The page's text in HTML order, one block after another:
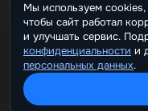
Информация, размещённая
Все материалы данного
Запрещается копирование,
копирования на другие
использование информации
согласия правообладателя.
Мы используем
чтобы сайт работал
и улучшать сервис.
конфиденциальности и
персональных данных.